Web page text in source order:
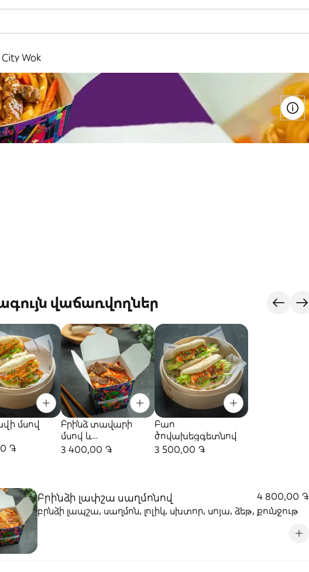
Wok
վաճառվողներ
մսով
֏
Բրինձ տավարի
մսով և
բանջարեղենով
3 400,00 ֏
Բաո
ծովախեցգետնով
3 500,00 ֏
Բրինձի լափշա սաղմոնով
4 800,00 ֏
բրնձի լապշա, սաղմոն, լոլիկ, սխտոր, սոյա, ձեթ, քունջութ